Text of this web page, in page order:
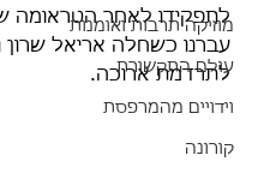
מוזיקה תרבות ואומנות
עולם התקשורת
וידויים מהמרפסת
קורונה
לתפקידו לאחר הטראומה
עברנו כשחלה אריאל שרון
לתרדמת ארוכה.